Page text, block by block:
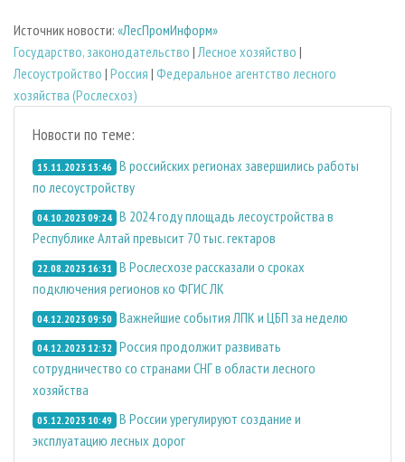
Источник новости: «ЛесПромИнформ»
Государство, законодательство |Лесное хозяйство |
Лесоустройство | Россия | Федеральное агентство лесного
хозяйства (Рослесхоз)
Новости по теме:
15.11.2023 13:46 В российских регионах завершились работы
по лесоустройству
04.10.2023 09:24 В 2024 году площадь лесоустройства в
Республике Алтай превысит 70 тыс. гектаров
22.08.2023 16:31 В Рослесхозе рассказали о сроках
подключения регионов ко ФГИС ЛК
04.12.2023 09:50 Важнейшие события ЛПК и ЦБП за неделю
04.12.2023 12:32 Россия продолжит развивать
сотрудничество со странами СНГ в области лесного
хозяйства
05.12.2023 10:49 В России урегулируют создание и
эксплуатацию лесных дорог